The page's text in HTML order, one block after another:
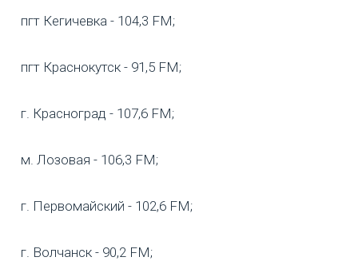
пгт Кегичевка - 104,3 FM;
пгт Краснокутск - 91,5 FM;
г. Красноград - 107,6 FM;
м. Лозовая - 106,3 FM;
г. Первомайский - 102,6 FM;
г. Волчанск - 90,2 FM;